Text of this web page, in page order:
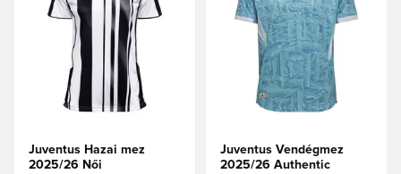
Juventus Hazai mez
2025/26 Női
Juventus Vendégmez
2025/26 Authentic